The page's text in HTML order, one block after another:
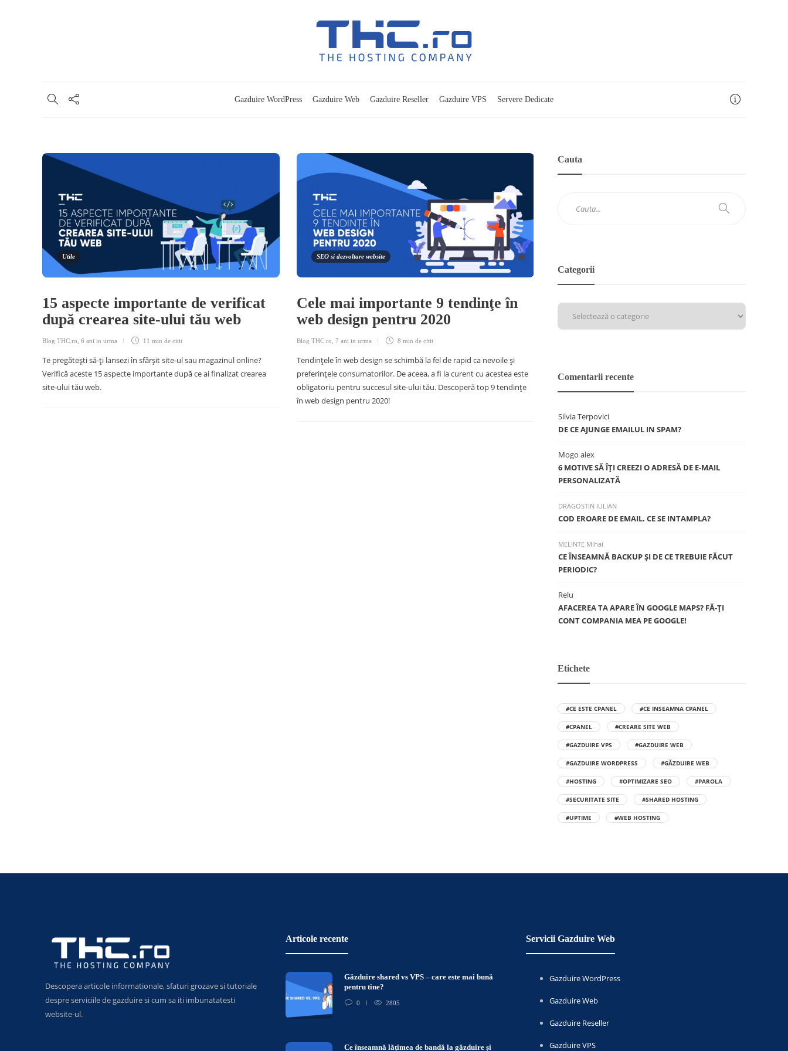
Gazduire WordPress Gazduire Web Gazduire Reseller Gazduire VPS Servere Dedicate
Utile
15 aspecte importante de verificat
după crearea site-ului tău web
Blog THC.ro 6 ani in urma 11 min de citit
Te pregătești să-ți lansezi în sfârșit site-ul sau magazinul online?
Verifică aceste 15 aspecte importante după ce ai finalizat crearea
site-ului tău web.
SEO si dezvoltare website
Cele mai importante 9 tendinţe în
web design pentru 2020
Blog THC.ro 7 ani in urma 8 min de citit
Tendinţele în web design se schimbă la fel de rapid ca nevoile şi
preferinţele consumatorilor. De aceea, a fi la curent cu acestea este
obligatoriu pentru succesul site-ului tău. Descoperă top 9 tendinţe
în web design pentru 2020!
Cauta
Categorii
Comentarii recente
Silvia Terpovici
DE CE AJUNGE EMAILUL IN SPAM?
Mogo alex
6 MOTIVE SĂ ÎŢI CREEZI O ADRESĂ DE E-MAIL
PERSONALIZATĂ
DRAGOSTIN IULIAN
COD EROARE DE EMAIL. CE SE INTAMPLA?
MELINTE Mihai
CE ÎNSEAMNĂ BACKUP ŞI DE CE TREBUIE FĂCUT
PERIODIC?
Relu
AFACEREA TA APARE ÎN GOOGLE MAPS? FĂ-ȚI
CONT COMPANIA MEA PE GOOGLE!
Etichete
#CE ESTE CPANEL #CE INSEAMNA CPANEL
#CPANEL #CREARE SITE WEB
#GAZDUIRE VPS #GAZDUIRE WEB
#GAZDUIRE WORDPRESS #GĂZDUIRE WEB
#HOSTING #OPTIMIZARE SEO #PAROLA
#SECURITATE SITE #SHARED HOSTING
#UPTIME #WEB HOSTING
Descopera articole informationale, sfaturi grozave si tutoriale
despre serviciile de gazduire si cum sa iti imbunatatesti
website-ul.
Articole recente
Găzduire shared vs VPS – care este mai bună
pentru tine?
0 2805
Ce înseamnă lățimea de bandă la găzduire și
Servicii Gazduire Web
Gazduire WordPress
Gazduire Web
Gazduire Reseller
Gazduire VPS